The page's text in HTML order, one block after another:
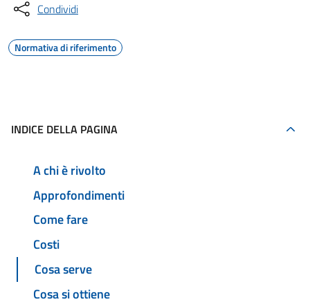
Condividi
Normativa di riferimento
INDICE DELLA PAGINA
A chi è rivolto
Approfondimenti
Come fare
Costi
Cosa serve
Cosa si ottiene